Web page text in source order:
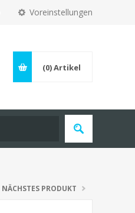
Voreinstellungen
(0)Artikel
NÄCHSTES PRODUKT